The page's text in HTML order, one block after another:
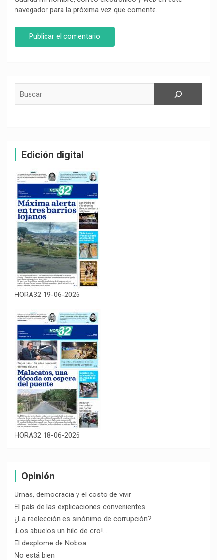
navegador para la próxima vez que comente.
Edición digital
HORA32 19-06-2026
HORA32 18-06-2026
Opinión
Urnas, democracia y el costo de vivir
El país de las explicaciones convenientes
¿La reelección es sinónimo de corrupción?
¡Los abuelos un hilo de oro!…
El desplome de Noboa
No está bien